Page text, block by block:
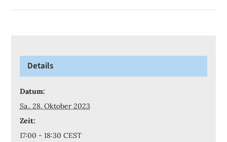
Details
Datum:
Sa.. 28. Oktober 2023
Zeit:
17:00 - 18:30 CEST